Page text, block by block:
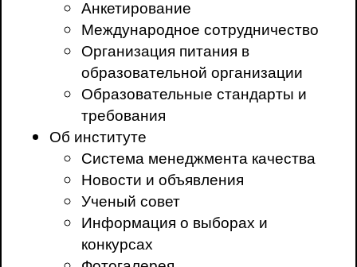
Анкетирование
Международное сотрудничество
Организация питания в
образовательной организации
Образовательные стандарты и
требования
Об институте
Система менеджмента качества
Новости и объявления
Ученый совет
Информация о выборах и
конкурсах